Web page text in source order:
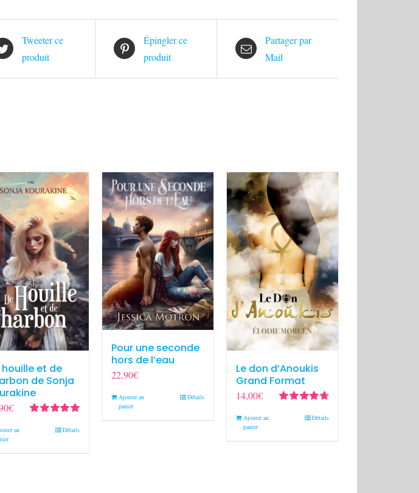
Tweeter ce
produit
Épingler ce
produit
Partager par
Mail
houille et de
de Sonja
€
au
Détails
Pour une seconde
hors de l’eau
22,90€
Ajouter au
panier
Détails
Le don d’Anoukis
Grand Format
14,00€
Ajouter au
panier
Détails